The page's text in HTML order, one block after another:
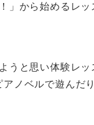
から始めるレ
と思い体験レッ
ノベルで遊んだ